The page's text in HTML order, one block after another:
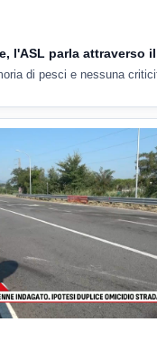
l'ASL parla attraverso
di pesci e nessuna